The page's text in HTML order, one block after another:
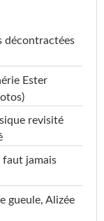
décontractées
Ester
revisité
jamais
gueule, Alizée